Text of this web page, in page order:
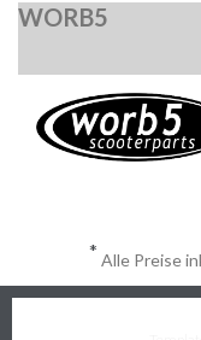
WORB5
* Alle Preise